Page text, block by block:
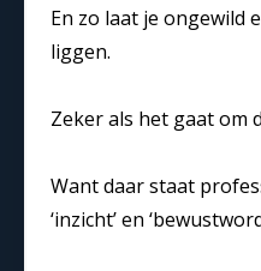
En zo laat je ongewild
liggen.
Zeker als het gaat om
Want daar staat
‘inzicht’ en